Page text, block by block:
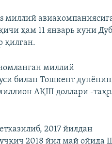
миллий
ҳам 11 январь куни
қилган.
миллий
билан Тошкент
АҚШ доллари -
2017 йилдан
2018 йил май ойида